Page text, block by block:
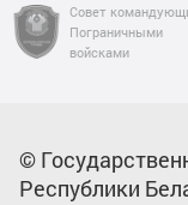
Совет
Пограничными
войсками
©
Республики